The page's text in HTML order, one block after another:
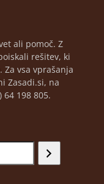
ali pomoč. Z
rešitev, ki
vsa vprašanja
Zasadi.si, na
64 198 805.